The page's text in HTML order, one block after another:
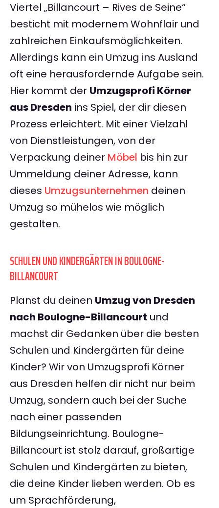
Viertel „Billancourt – Rives de Seine“
besticht mit modernem Wohnflair und
zahlreichen Einkaufsmöglichkeiten.
Allerdings kann ein Umzug ins Ausland
oft eine herausfordernde Aufgabe sein.
Hier kommt der Umzugsprofi Körner
aus Dresden ins Spiel, der dir diesen
Prozess erleichtert. Mit einer Vielzahl
von Dienstleistungen, von der
Verpackung deiner Möbel bis hin zur
Ummeldung deiner Adresse, kann
dieses Umzugsunternehmen deinen
Umzug so mühelos wie möglich
gestalten.
SCHULEN UND KINDERGÄRTEN IN BOULOGNE-
BILLANCOURT
Planst du deinen Umzug von Dresden
nach Boulogne-Billancourt und
machst dir Gedanken über die besten
Schulen und Kindergärten für deine
Kinder? Wir von Umzugsprofi Körner
aus Dresden helfen dir nicht nur beim
Umzug, sondern auch bei der Suche
nach einer passenden
Bildungseinrichtung. Boulogne-
Billancourt ist stolz darauf, großartige
Schulen und Kindergärten zu bieten,
die deine Kinder lieben werden. Ob es
um Sprachförderung,